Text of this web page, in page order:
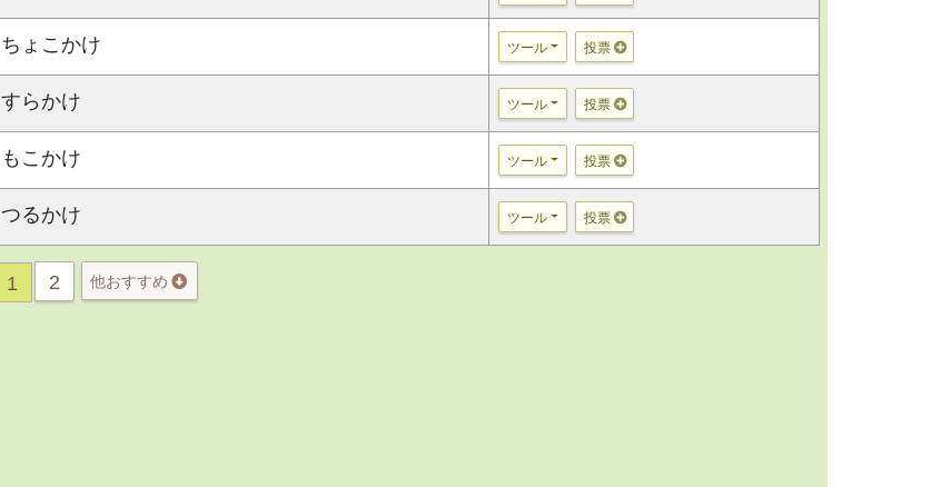
ちょこかけ ツール 投票
すらかけ ツール 投票
もこかけ ツール 投票
つるかけ ツール 投票
1 2 他おすすめ